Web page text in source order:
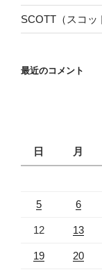
SCOTT（スコッ
最近のコメント
日
月
5 6
12 13
19 20